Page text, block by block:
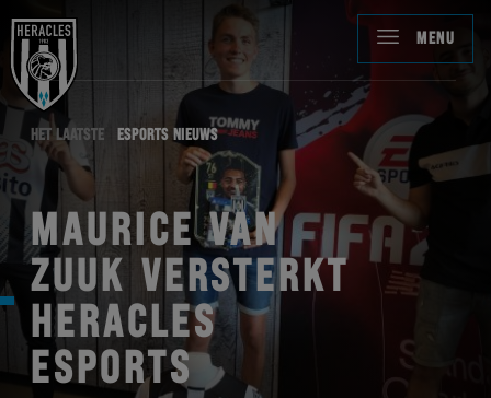
MENU
HET LAATSTE ESPORTS NIEUWS
MAURICE VAN
ZUUK VERSTERKT
HERACLES
ESPORTS